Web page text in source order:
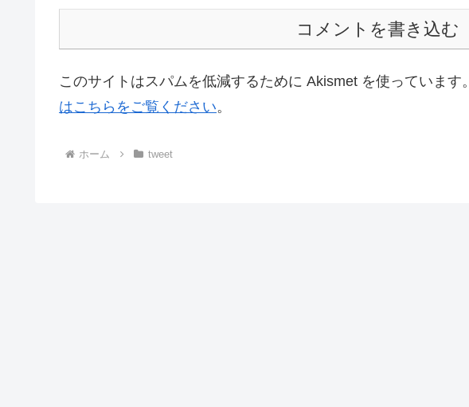
コメントを書き込む
このサイトはスパムを低減するために Akismet を使っています。
はこちらをご覧ください。
ホーム tweet